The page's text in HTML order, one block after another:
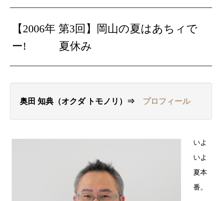
【2006年 第3回】岡山の夏はあちィで
ー! 夏休み
奥田 知典（オクダ トモノリ）⇒ プロフィール
いよ
いよ
夏本
番。